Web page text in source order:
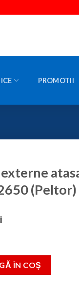
PROMOTII
(Peltor)
Prețul
126lei.
externe atasabile la
ÎN COȘ